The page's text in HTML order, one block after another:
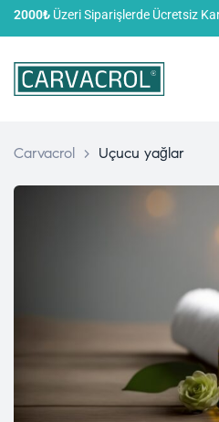
2000₺ Üzeri Siparişlerde Ücretsiz
Carvacrol > Uçucu yağlar